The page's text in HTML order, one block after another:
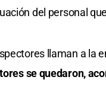
del personal
llaman a la
se quedaron,